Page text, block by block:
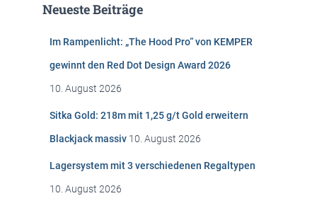
n
Neueste Beiträge
Im Rampenlicht: „The Hood Pro“ von KEMPER
gewinnt den Red Dot Design Award 2026
10. August 2026
Sitka Gold: 218m mit 1,25 g/t Gold erweitern
Blackjack massiv 10. August 2026
Lagersystem mit 3 verschiedenen Regaltypen
10. August 2026